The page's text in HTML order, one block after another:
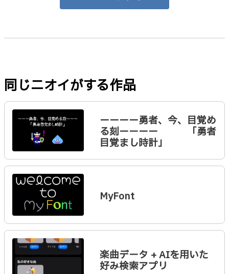
同じニオイがする作品
ーーーー勇者、今、目覚め
る刻ーーーー 「勇者
目覚まし時計」
MyFont
楽曲データ + AIを用いた
好み検索アプリ